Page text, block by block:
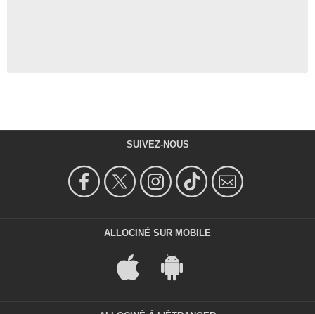
SUIVEZ-NOUS
ALLOCINÉ SUR MOBILE